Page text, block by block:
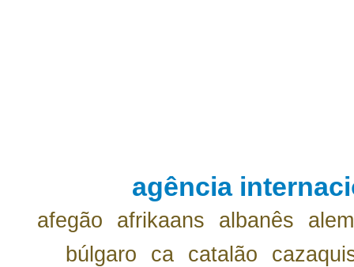
agência
afegão afrikaans albanês
búlgaro
ca catalão